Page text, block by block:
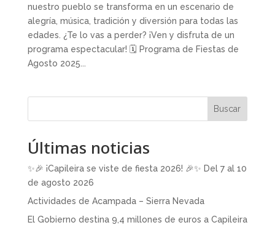
nuestro pueblo se transforma en un escenario de
alegría, música, tradición y diversión para todas las
edades. ¿Te lo vas a perder? ¡Ven y disfruta de un
programa espectacular! 🗓 Programa de Fiestas de
Agosto 2025...
Buscar
Últimas noticias
✨🎉 ¡Capileira se viste de fiesta 2026! 🎉✨ Del 7 al 10
de agosto 2026
Actividades de Acampada – Sierra Nevada
El Gobierno destina 9,4 millones de euros a Capileira